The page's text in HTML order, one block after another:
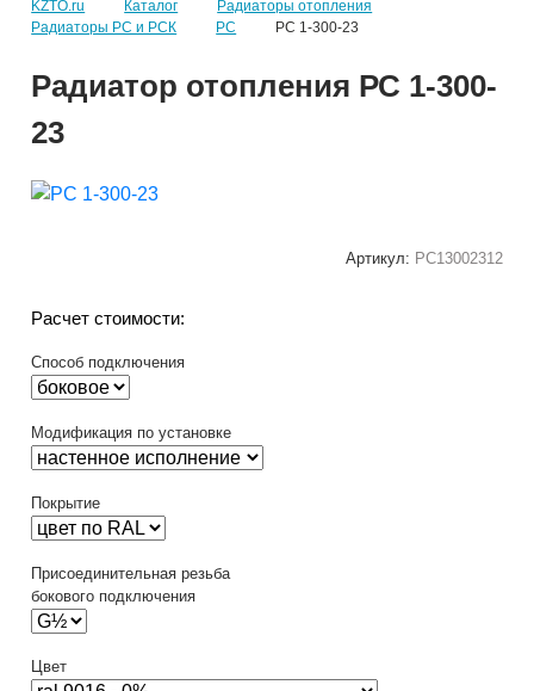
KZTO.ru Каталог
Радиаторы отопления
Радиаторы РС и РСК
РС РС 1-300-23
Радиатор отопления РС 1-300-
23
Артикул: РС13002312
Расчет стоимости:
Способ подключения
Модификация по установке
Покрытие
Присоединительная резьба
бокового подключения
Цвет